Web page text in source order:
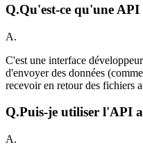
Q.Qu'est-ce qu'une
A.
C'est une interface
d'envoyer des données
recevoir en retour des fichiers
Q.Puis-je utiliser l'API
A.